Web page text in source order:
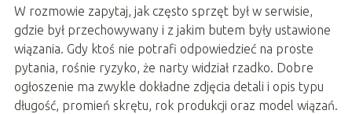
W rozmowie zapytaj, jak często sprzęt był w serwisie,
gdzie był przechowywany i z jakim butem były ustawione
wiązania. Gdy ktoś nie potrafi odpowiedzieć na proste
pytania, rośnie ryzyko, że narty widział rzadko. Dobre
ogłoszenie ma zwykle dokładne zdjęcia detali i opis typu
długość, promień skrętu, rok produkcji oraz model wiązań.